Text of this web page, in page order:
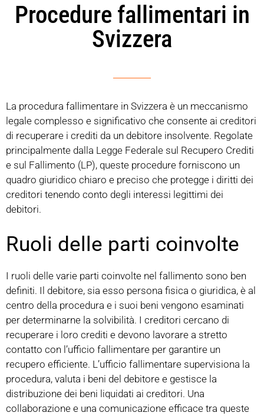
Procedure fallimentari in
Svizzera
La procedura fallimentare in Svizzera è un meccanismo
legale complesso e significativo che consente ai creditori
di recuperare i crediti da un debitore insolvente. Regolate
principalmente dalla Legge Federale sul Recupero Crediti
e sul Fallimento (LP), queste procedure forniscono un
quadro giuridico chiaro e preciso che protegge i diritti dei
creditori tenendo conto degli interessi legittimi dei
debitori.
Ruoli delle parti coinvolte
I ruoli delle varie parti coinvolte nel fallimento sono ben
definiti. Il debitore, sia esso persona fisica o giuridica, è al
centro della procedura e i suoi beni vengono esaminati
per determinarne la solvibilità. I creditori cercano di
recuperare i loro crediti e devono lavorare a stretto
contatto con l’ufficio fallimentare per garantire un
recupero efficiente. L’ufficio fallimentare supervisiona la
procedura, valuta i beni del debitore e gestisce la
distribuzione dei beni liquidati ai creditori. Una
collaborazione e una comunicazione efficace tra queste